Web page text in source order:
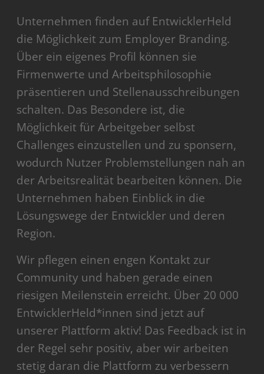
Unternehmen finden auf EntwicklerHeld
die Möglichkeit zum Employer Branding.
Über ein eigenes Profil können sie
Firmenwerte und Arbeitsphilosophie
präsentieren und Stellenausschreibungen
schalten. Das Besondere ist, die
Möglichkeit für Arbeitgeber selbst
Challenges einzustellen und zu sponsern,
wodurch Nutzer Problemstellungen nah an
der Arbeitsrealität bearbeiten können. Die
Unternehmen haben Einblick in die
Lösungswege der Entwickler und deren
Region.
Wir pflegen einen engen Kontakt zur
Community und haben gerade einen
riesigen Meilenstein erreicht. Über 20 000
EntwicklerHeld*innen sind jetzt auf
unserer Plattform aktiv! Das Feedback ist in
der Regel sehr positiv, aber wir arbeiten
stetig daran die Plattform zu verbessern